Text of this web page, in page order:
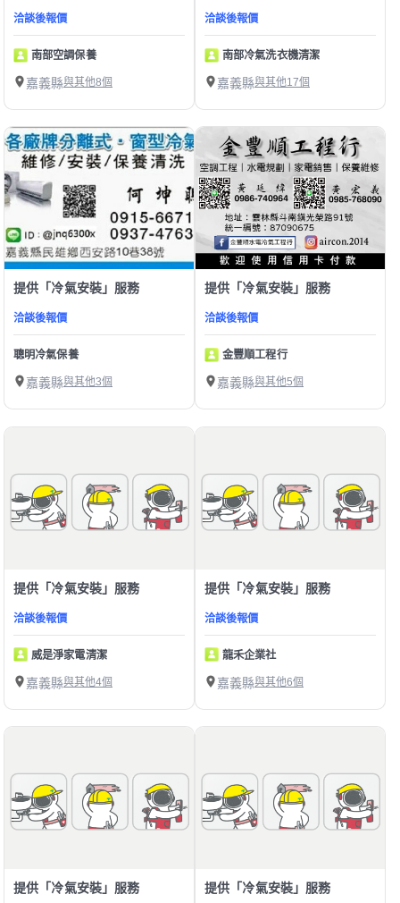
洽談後報價
南部空調保養
嘉義縣與其他8個
洽談後報價
南部冷氣洗衣機清潔
嘉義縣與其他17個
提供「冷氣安裝」服務
洽談後報價
聰明冷氣保養
嘉義縣與其他3個
提供「冷氣安裝」服務
洽談後報價
金豐順工程行
嘉義縣與其他5個
提供「冷氣安裝」服務
洽談後報價
威是淨家電清潔
嘉義縣與其他4個
提供「冷氣安裝」服務
洽談後報價
龍禾企業社
嘉義縣與其他6個
提供「冷氣安裝」服務 提供「冷氣安裝」服務